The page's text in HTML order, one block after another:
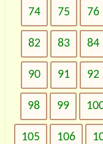
74 75 76
82 83 84
90 91 92
98 99
105 106